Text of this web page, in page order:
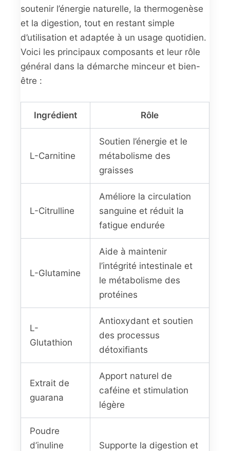
soutenir l’énergie naturelle, la thermogenèse
et la digestion, tout en restant simple
d’utilisation et adaptée à un usage quotidien.
Voici les principaux composants et leur rôle
général dans la démarche minceur et bien-
être :
Ingrédient Rôle
L-Carnitine
Soutien l’énergie et le
métabolisme des
graisses
L-Citrulline
Améliore la circulation
sanguine et réduit la
fatigue endurée
L-Glutamine
Aide à maintenir
l’intégrité intestinale et
le métabolisme des
protéines
L-
Glutathion
Antioxydant et soutien
des processus
détoxifiants
Extrait de
guarana
Apport naturel de
caféine et stimulation
légère
Poudre
d’inuline
Supporte la digestion et